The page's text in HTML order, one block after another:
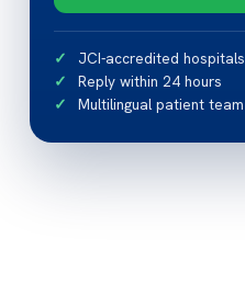
JCI-accredited hospitals
Reply within 24 hours
Multilingual patient team